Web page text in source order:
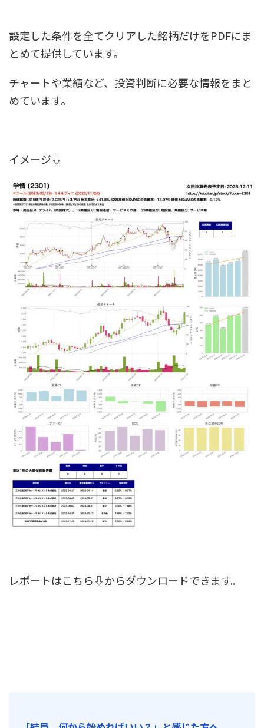
設定した条件を全てクリアした銘柄だけをPDFにま
とめて提供しています。
チャートや業績など、投資判断に必要な情報をまと
めています。
イメージ⇩
レポートはこちら⇩からダウンロードできます。